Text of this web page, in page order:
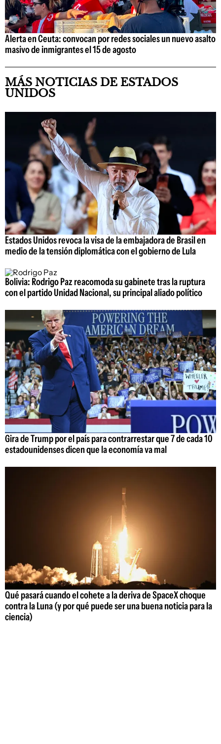
Alerta en Ceuta: convocan por redes sociales un nuevo asalto
masivo de inmigrantes el 15 de agosto
MÁS NOTICIAS DE ESTADOS
UNIDOS
Estados Unidos revoca la visa de la embajadora de Brasil en
medio de la tensión diplomática con el gobierno de Lula
Bolivia: Rodrigo Paz reacomoda su gabinete tras la ruptura
con el partido Unidad Nacional, su principal aliado político
Gira de Trump por el país para contrarrestar que 7 de cada 10
estadounidenses dicen que la economía va mal
Qué pasará cuando el cohete a la deriva de SpaceX choque
contra la Luna (y por qué puede ser una buena noticia para la
ciencia)